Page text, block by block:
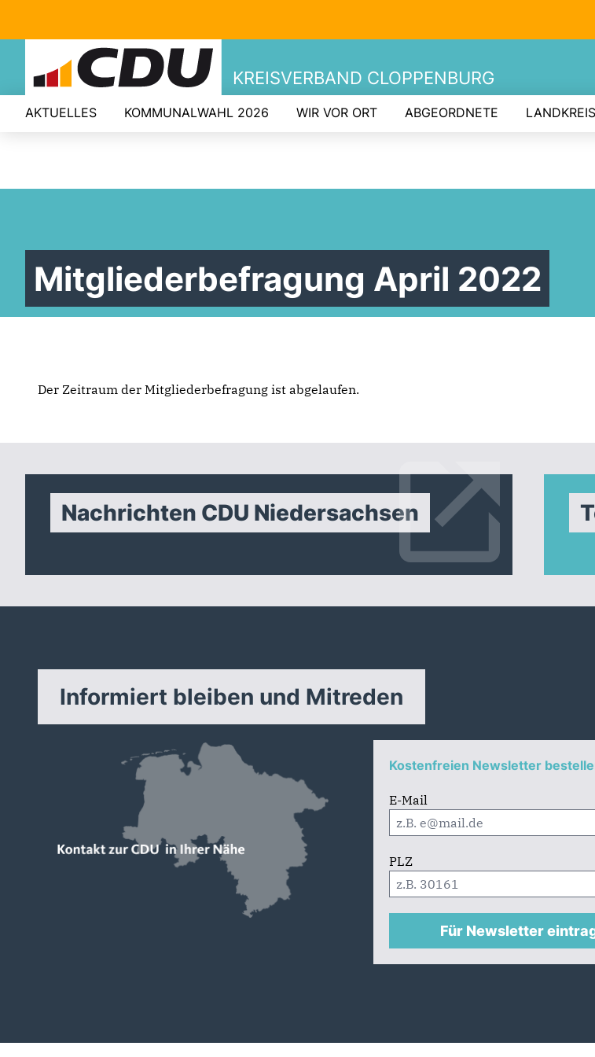
KREISVERBAND CLOPPENBURG
AKTUELLES KOMMUNALWAHL 2026 WIR VOR ORT ABGEORDNETE LANDKREIS
Mitgliederbefragung April 2022
Der Zeitraum der Mitgliederbefragung ist abgelaufen.
Nachrichten CDU Niedersachsen
Informiert bleiben und Mitreden
Kostenfreien Newsletter
E-Mail
PLZ
Für Newsletter